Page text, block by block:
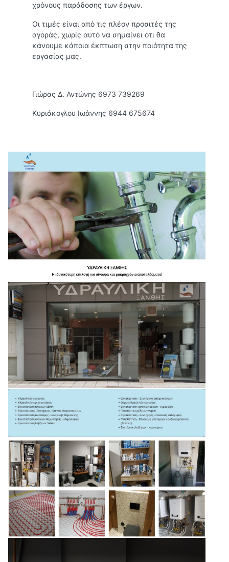
χρόνους παράδοσης των έργων.
Οι τιμές είναι από τις πλέον προσιτές της
αγοράς, χωρίς αυτό να σημαίνει ότι θα
κάνουμε κάποια έκπτωση στην ποιότητα της
εργασίας μας.
Γιώρας Δ. Αντώνης 6973 739269
Κυριάκογλου Ιωάννης 6944 675674